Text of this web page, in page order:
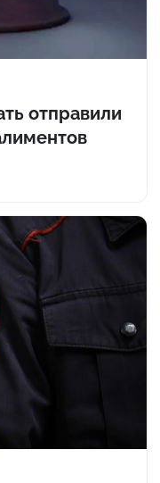
отправили